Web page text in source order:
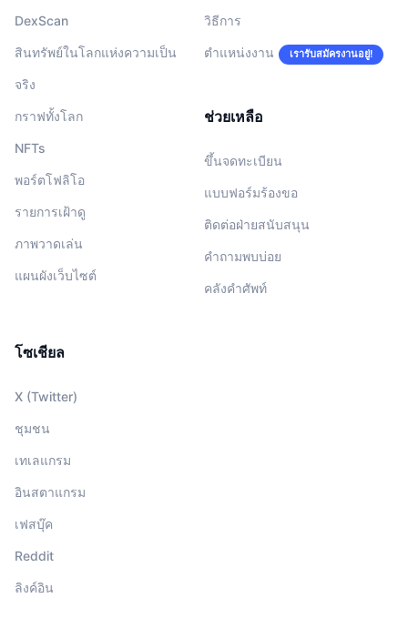
DexScan
สินทรัพย์ในโลกแห่งความเป็น
จริง
กราฟทั้งโลก
NFTs
พอร์ตโฟลิโอ
รายการเฝ้าดู
ภาพวาดเล่น
แผนผังเว็บไซต์
วิธีการ
ตำแหน่งงาน เรารับสมัครงานอยู่!
ช่วยเหลือ
ขึ้นจดทะเบียน
แบบฟอร์มร้องขอ
ติดต่อฝ่ายสนับสนุน
คำถามพบบ่อย
คลังคำศัพท์
โซเชียล
X (Twitter)
ชุมชน
เทเลแกรม
อินสตาแกรม
เฟสบุ๊ค
Reddit
ลิงค์อิน